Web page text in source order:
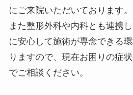
にご来院いただいております。
また整形外科や内科とも連携
に安心して施術が専念できる
りますので、現在お困りの症
でご相談ください。